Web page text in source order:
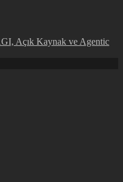
Açık Kaynak ve Agentic